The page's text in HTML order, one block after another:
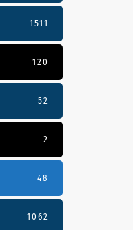
1511
120
52
2
48
1062